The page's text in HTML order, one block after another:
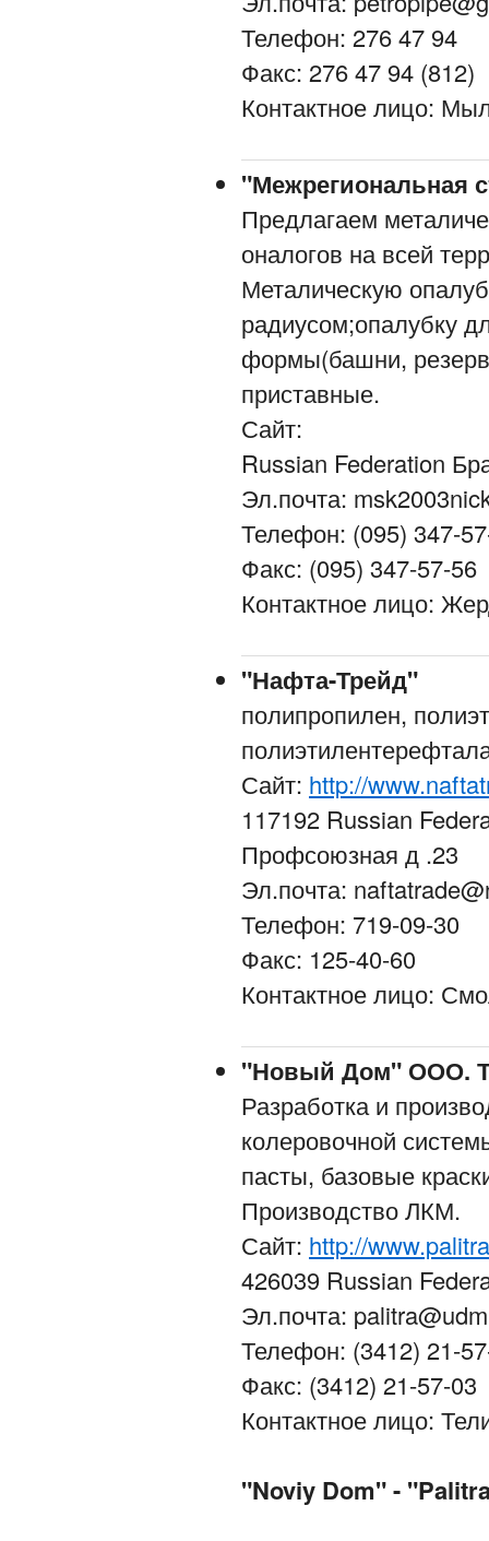
Телефон: 276 47 94
Факс: 276 47 94 (812)
Контактное лицо:
"Межрегиональная
Предлагаем
оналогов на всей
Металическую
радиусом;опалубку
формы(башни,
приставные.
Сайт:
Russian Federation
Эл.почта:
Телефон: (095) 347-
Факс: (095) 347-57-56
Контактное лицо:
"Нафта-Трейд"
полипропилен,
Сайт: http://
117192 Russian
Профсоюзная д .23
Эл.почта:
Телефон: 719-09-30
Факс: 125-40-60
Контактное лицо:
"Новый Дом" ООО.
Разработка и
колеровочной
пасты, базовые
Производство ЛКМ.
Сайт: http://
426039 Russian
Эл.почта:
Телефон: (3412) 21-
Факс: (3412) 21-57-03
Контактное лицо:
"Noviy Dom" -